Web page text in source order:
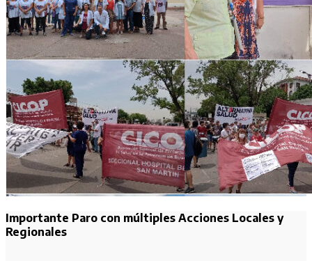
Importante Paro con múltiples Acciones Locales y
Regionales